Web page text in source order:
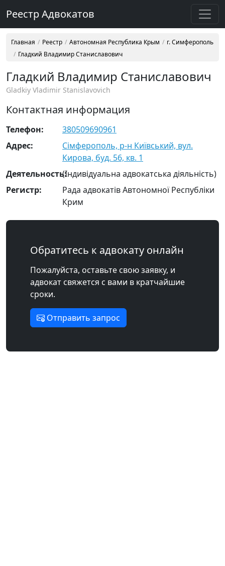
Реестр Адвокатов
Главная Реестр Автономная Республика Крым
г. Симферополь
Гладкий Владимир Станиславович
Гладкий Владимир Станиславович
Gladkiy Vladimir Stanislavovich
Контактная информация
Телефон:
380509690961
Адрес:
Сімферополь, р-н Київський, вул.
Кирова, буд. 56, кв. 1
Деятельность:(Індивідуальна адвокатська діяльність)
Регистр:
Рада адвокатів Автономної Республіки
Крим
Обратитесь к адвокату онлайн
Пожалуйста, оставьте свою заявку, и
адвокат свяжется с вами в кратчайшие
сроки.
Отправить запрос